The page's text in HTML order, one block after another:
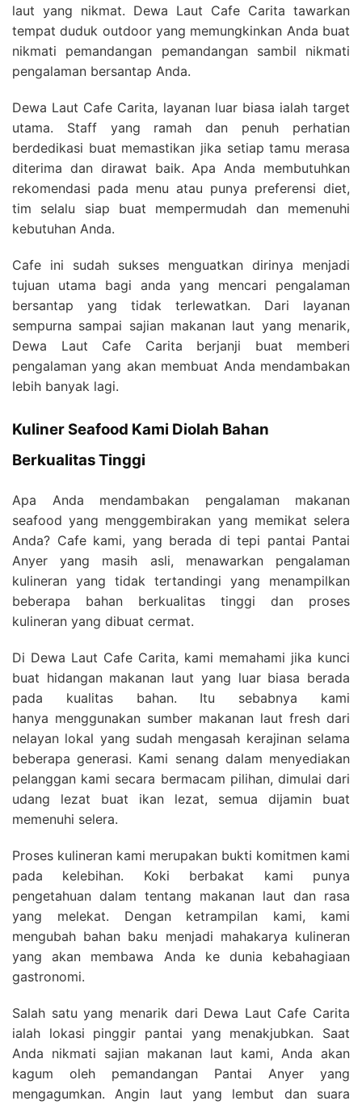
laut yang nikmat. Dewa Laut Cafe Carita tawarkan
tempat duduk outdoor yang memungkinkan Anda buat
nikmati pemandangan pemandangan sambil nikmati
pengalaman bersantap Anda.
Dewa Laut Cafe Carita, layanan luar biasa ialah target
utama. Staff yang ramah dan penuh perhatian
berdedikasi buat memastikan jika setiap tamu merasa
diterima dan dirawat baik. Apa Anda membutuhkan
rekomendasi pada menu atau punya preferensi diet,
tim selalu siap buat mempermudah dan memenuhi
kebutuhan Anda.
Cafe ini sudah sukses menguatkan dirinya menjadi
tujuan utama bagi anda yang mencari pengalaman
bersantap yang tidak terlewatkan. Dari layanan
sempurna sampai sajian makanan laut yang menarik,
Dewa Laut Cafe Carita berjanji buat memberi
pengalaman yang akan membuat Anda mendambakan
lebih banyak lagi.
Kuliner Seafood Kami Diolah Bahan
Berkualitas Tinggi
Apa Anda mendambakan pengalaman makanan
seafood yang menggembirakan yang memikat selera
Anda? Cafe kami, yang berada di tepi pantai Pantai
Anyer yang masih asli, menawarkan pengalaman
kulineran yang tidak tertandingi yang menampilkan
beberapa bahan berkualitas tinggi dan proses
kulineran yang dibuat cermat.
Di Dewa Laut Cafe Carita, kami memahami jika kunci
buat hidangan makanan laut yang luar biasa berada
pada kualitas bahan. Itu sebabnya kami
hanya menggunakan sumber makanan laut fresh dari
nelayan lokal yang sudah mengasah kerajinan selama
beberapa generasi. Kami senang dalam menyediakan
pelanggan kami secara bermacam pilihan, dimulai dari
udang lezat buat ikan lezat, semua dijamin buat
memenuhi selera.
Proses kulineran kami merupakan bukti komitmen kami
pada kelebihan. Koki berbakat kami punya
pengetahuan dalam tentang makanan laut dan rasa
yang melekat. Dengan ketrampilan kami, kami
mengubah bahan baku menjadi mahakarya kulineran
yang akan membawa Anda ke dunia kebahagiaan
gastronomi.
Salah satu yang menarik dari Dewa Laut Cafe Carita
ialah lokasi pinggir pantai yang menakjubkan. Saat
Anda nikmati sajian makanan laut kami, Anda akan
kagum oleh pemandangan Pantai Anyer yang
mengagumkan. Angin laut yang lembut dan suara